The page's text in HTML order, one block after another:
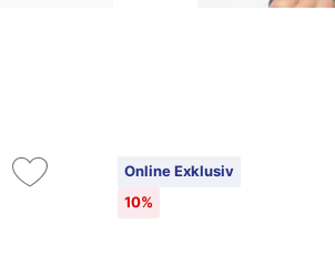
Online Exklusiv
10%